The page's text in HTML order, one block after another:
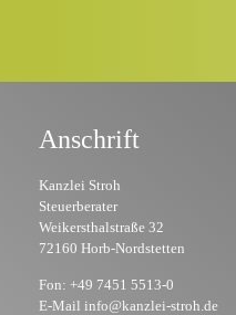
Anschrift
Kanzlei Stroh
Steuerberater
Weikersthalstraße 32
72160 Horb-Nordstetten
Fon: +49 7451 5513-0
E-Mail info@kanzlei-stroh.de